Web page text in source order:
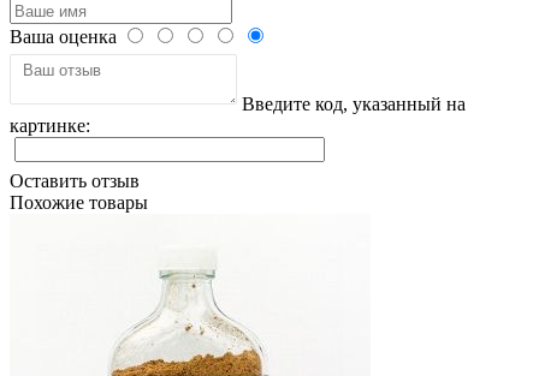
Ваша оценка
Введите код, указанный на
картинке:
Оставить отзыв
Похожие товары